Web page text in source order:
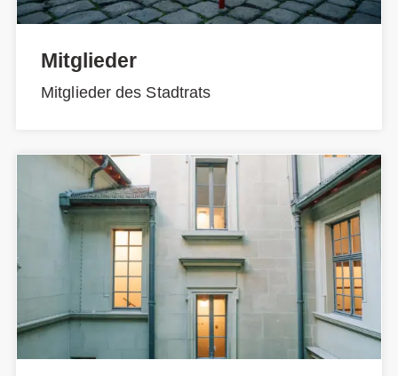
Mitglieder
Mitglieder des Stadtrats